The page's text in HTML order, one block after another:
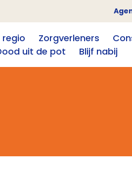
regio Zorgverleners
uit de pot Blijf nabij